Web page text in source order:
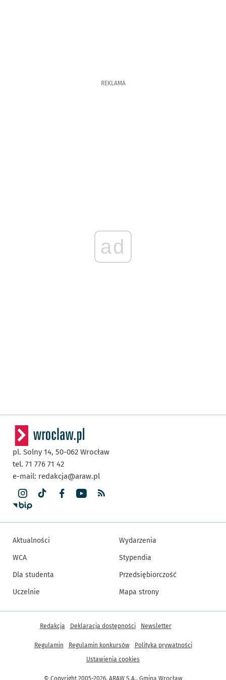
REKLAMA
ad
pl. Solny 14, 50-062 Wrocław
tel. 71 776 71 42
e-mail: redakcja@araw.pl
Aktualności
WCA
Dla studenta
Uczelnie
Wydarzenia
Stypendia
Przedsiębiorczość
Mapa strony
© Copyright 2005-2026, ARAW S.A., Gmina Wrocław
Inne informacje
Redakcja Deklaracja dostępności Newsletter
Regulamin Regulamin konkursów
Polityka prywatności
Ustawienia cookies